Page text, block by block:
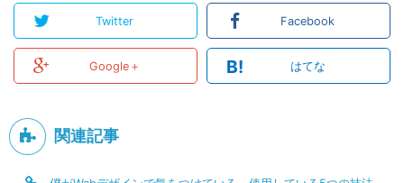
Twitter Facebook
Google＋ B! はてな
関連記事